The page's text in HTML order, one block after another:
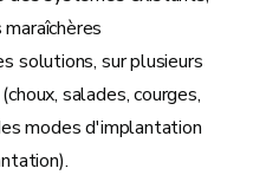
solutions, sur plusieurs
salades, courges,
modes d'implantation